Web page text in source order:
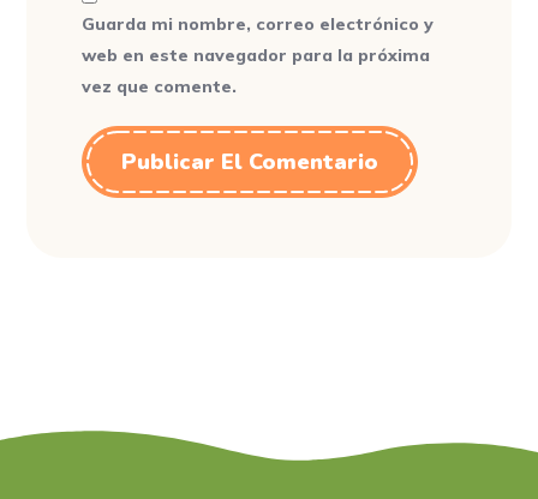
Guarda mi nombre, correo electrónico y
web en este navegador para la próxima
vez que comente.